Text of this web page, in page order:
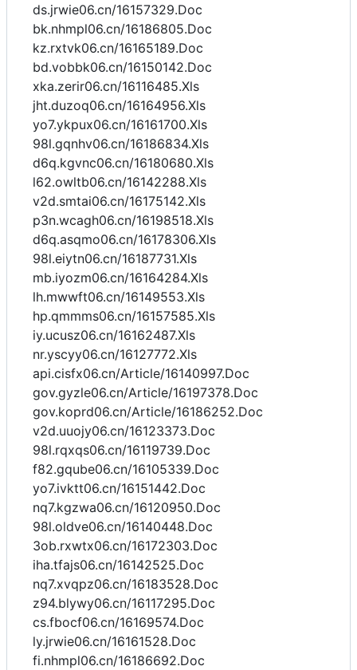
ds.jrwie06.cn/16157329.Doc
bk.nhmpl06.cn/16186805.Doc
kz.rxtvk06.cn/16165189.Doc
bd.vobbk06.cn/16150142.Doc
xka.zerir06.cn/16116485.Xls
jht.duzoq06.cn/16164956.Xls
yo7.ykpux06.cn/16161700.Xls
98l.gqnhv06.cn/16186834.Xls
d6q.kgvnc06.cn/16180680.Xls
l62.owltb06.cn/16142288.Xls
v2d.smtai06.cn/16175142.Xls
p3n.wcagh06.cn/16198518.Xls
d6q.asqmo06.cn/16178306.Xls
98l.eiytn06.cn/16187731.Xls
mb.iyozm06.cn/16164284.Xls
lh.mwwft06.cn/16149553.Xls
hp.qmmms06.cn/16157585.Xls
iy.ucusz06.cn/16162487.Xls
nr.yscyy06.cn/16127772.Xls
api.cisfx06.cn/Article/16140997.Doc
gov.gyzle06.cn/Article/16197378.Doc
gov.koprd06.cn/Article/16186252.Doc
v2d.uuojy06.cn/16123373.Doc
98l.rqxqs06.cn/16119739.Doc
f82.gqube06.cn/16105339.Doc
yo7.ivktt06.cn/16151442.Doc
nq7.kgzwa06.cn/16120950.Doc
98l.oldve06.cn/16140448.Doc
3ob.rxwtx06.cn/16172303.Doc
iha.tfajs06.cn/16142525.Doc
nq7.xvqpz06.cn/16183528.Doc
z94.blywy06.cn/16117295.Doc
cs.fbocf06.cn/16169574.Doc
ly.jrwie06.cn/16161528.Doc
fi.nhmpl06.cn/16186692.Doc